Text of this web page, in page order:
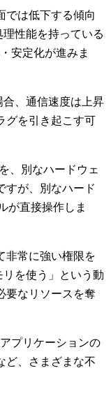
では低下する傾向
性能を持っている
安定化が進みま
、通信速度は上昇
グを引き起こす可
、別なハードウェ
すが、別なハード
が直接操作しま
非常に強い権限を
を使う」という動
要なリソースを奪
プリケーションの
ど、さまざまな不